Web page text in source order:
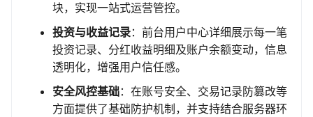
块，实现一站式运营管控。
投资与收益记录：前台用户中心详细展示每一笔
投资记录、分红收益明细及账户余额变动，信息
透明化，增强用户信任感。
安全风控基础：在账号安全、交易记录防篡改等
方面提供了基础防护机制，并支持结合服务器环